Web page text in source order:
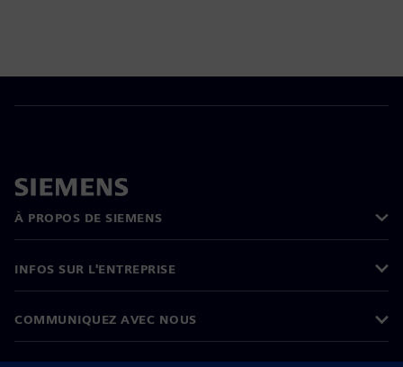
À PROPOS DE SIEMENS
INFOS SUR L'ENTREPRISE
COMMUNIQUEZ AVEC NOUS